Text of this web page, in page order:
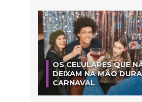
OS CELULARES QUE
DEIXAM NA MÃO
CARNAVAL